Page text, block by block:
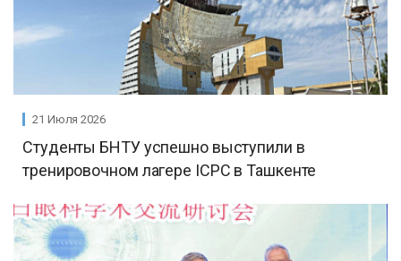
21 Июля 2026
Студенты БНТУ успешно выступили в
тренировочном лагере ICPC в Ташкенте